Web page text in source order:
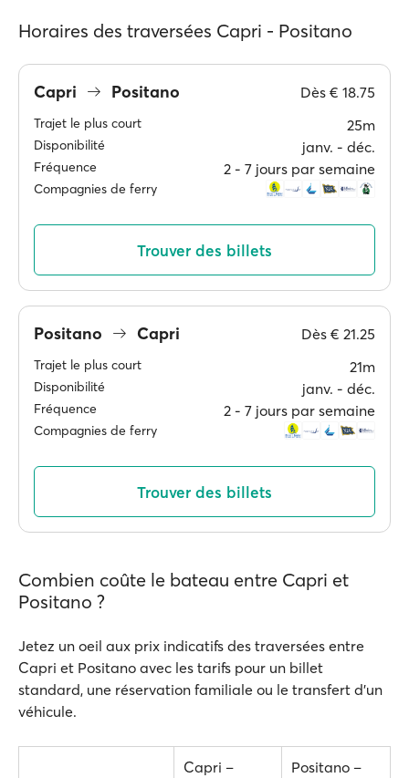
Horaires des traversées Capri - Positano
Capri Positano Dès € 18.75
Trajet le plus court 25m
Disponibilité janv. ‐ déc.
Fréquence 2 ‐ 7 jours par semaine
Compagnies de ferry
Trouver des billets
Positano Capri Dès € 21.25
Trajet le plus court 21m
Disponibilité janv. ‐ déc.
Fréquence 2 ‐ 7 jours par semaine
Compagnies de ferry
Trouver des billets
Combien coûte le bateau entre Capri et
Positano ?
Jetez un oeil aux prix indicatifs des traversées entre
Capri et Positano avec les tarifs pour un billet
standard, une réservation familiale ou le transfert d'un
véhicule.
Capri –
Positano –